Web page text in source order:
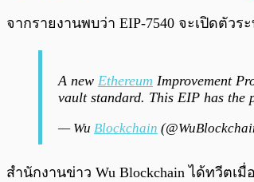
จากรายงานพบว่า EIP-7540 จะเปิดตัวร
A new Ethereum Improvement
vault standard. This EIP has the
— Wu Blockchain
สำนักงานข่าว Wu Blockchain ได้ทวีตเ